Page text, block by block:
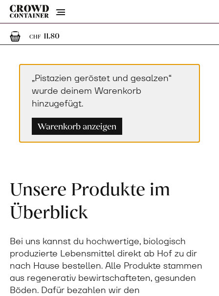
Menu
CHF 11.801 Artikel im Warenkorb
„Pistazien geröstet und gesalzen“
wurde deinem Warenkorb
hinzugefügt.
Warenkorb anzeigen
Unsere Produkte im
Überblick
Bei uns kannst du hochwertige, biologisch
produzierte Lebensmittel direkt ab Hof zu dir
nach Hause bestellen. Alle Produkte stammen
aus regenerativ bewirtschafteten, gesunden
Böden. Dafür bezahlen wir den